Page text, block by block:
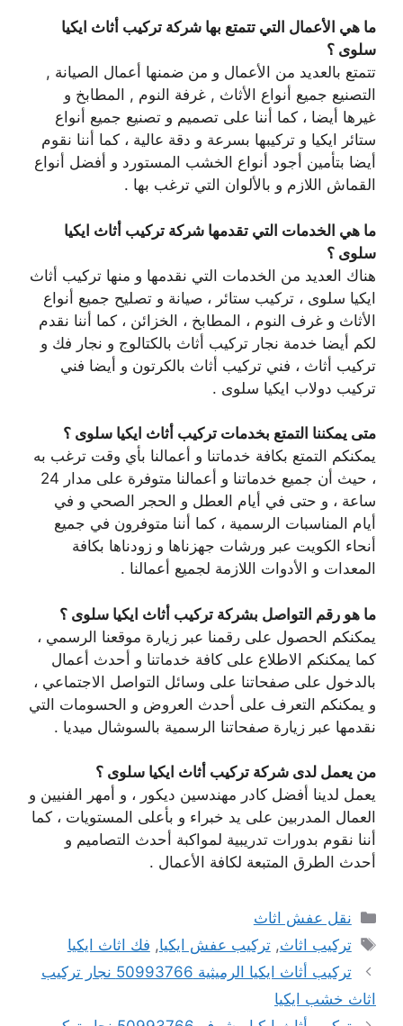
ما هي الأعمال التي تتمتع بها شركة تركيب أثاث ايكيا
سلوى ؟
تتمتع بالعديد من الأعمال و من ضمنها أعمال الصيانة ,
التصنيع جميع أنواع الأثاث , غرفة النوم , المطابخ و
غيرها أيضا ، كما أننا على تصميم و تصنيع جميع أنواع
ستائر ايكيا و تركيبها بسرعة و دقة عالية ، كما أننا نقوم
أيضا بتأمين أجود أنواع الخشب المستورد و أفضل أنواع
القماش اللازم و بالألوان التي ترغب بها .
ما هي الخدمات التي تقدمها شركة تركيب أثاث ايكيا
سلوى ؟
هناك العديد من الخدمات التي نقدمها و منها تركيب أثاث
ايكيا سلوى ، تركيب ستائر ، صيانة و تصليح جميع أنواع
الأثاث و غرف النوم ، المطابخ ، الخزائن ، كما أننا نقدم
لكم أيضا خدمة نجار تركيب أثاث بالكتالوج و نجار فك و
تركيب أثاث ، فني تركيب أثاث بالكرتون و أيضا فني
تركيب دولاب ايكيا سلوى .
متى يمكننا التمتع بخدمات تركيب أثاث ايكيا سلوى ؟
يمكنكم التمتع بكافة خدماتنا و أعمالنا بأي وقت ترغب به
، حيث أن جميع خدماتنا و أعمالنا متوفرة على مدار 24
ساعة ، و حتى في أيام العطل و الحجر الصحي و في
أيام المناسبات الرسمية ، كما أننا متوفرون في جميع
أنحاء الكويت عبر ورشات جهزناها و زودناها بكافة
المعدات و الأدوات اللازمة لجميع أعمالنا .
ما هو رقم التواصل بشركة تركيب أثاث ايكيا سلوى ؟
يمكنكم الحصول على رقمنا عبر زيارة موقعنا الرسمي ،
كما يمكنكم الاطلاع على كافة خدماتنا و أحدث أعمال
بالدخول على صفحاتنا على وسائل التواصل الاجتماعي ،
و يمكنكم التعرف على أحدث العروض و الحسومات التي
نقدمها عبر زيارة صفحاتنا الرسمية بالسوشال ميديا .
من يعمل لدى شركة تركيب أثاث ايكيا سلوى ؟
يعمل لدينا أفضل كادر مهندسين ديكور ، و أمهر الفنيين و
العمال المدربين على يد خبراء و بأعلى المستويات ، كما
أننا نقوم بدورات تدريبية لمواكبة أحدث التصاميم و
أحدث الطرق المتبعة لكافة الأعمال .
التصنيفات
نقل عفش اثاث
الوسوم
تركيب اثاث,تركيب عفش ايكيا, فك اثاث ايكيا
تركيب أثاث ايكيا الرميثية 50993766 نجار تركيب
اثاث خشب ايكيا